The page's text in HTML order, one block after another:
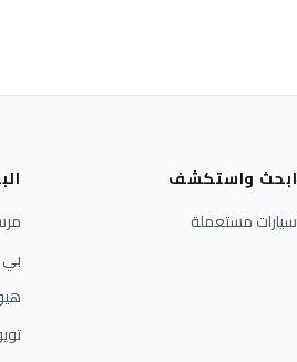
ابحث واستكشف
سيارات مستعملة
بي